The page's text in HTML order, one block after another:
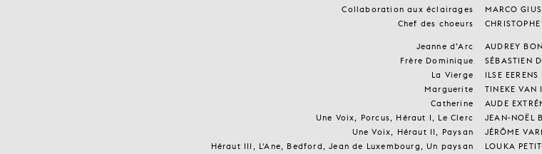
Collaboration aux éclairages
MARCO
Chef des choeurs
Jeanne d’Arc
AUDREY
Frère Dominique
SÉBASTIEN
La Vierge
ILSE EERENS
Marguerite
TINEKE VAN
Catherine
AUDE
Une Voix, Porcus, Héraut I, Le Clerc
JEAN-NOËL
Une Voix, Héraut II, Paysan
JÉRÔME
Héraut III, L'Ane, Bedford, Jean de Luxembourg, Un paysan
LOUKA